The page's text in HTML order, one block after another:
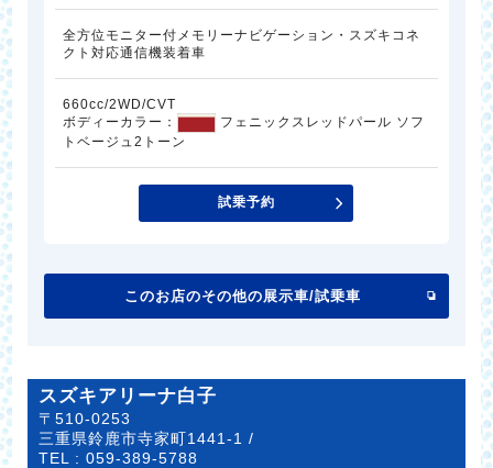
全方位モニター付メモリーナビゲーション・スズキコネ
クト対応通信機装着車
660cc/2WD/CVT
ボディーカラー：
フェニックスレッドパール ソフ
トベージュ2トーン
試乗予約
このお店のその他の展示車/試乗車
スズキアリーナ白子
〒510-0253
三重県鈴鹿市寺家町1441-1 /
TEL :059-389-5788